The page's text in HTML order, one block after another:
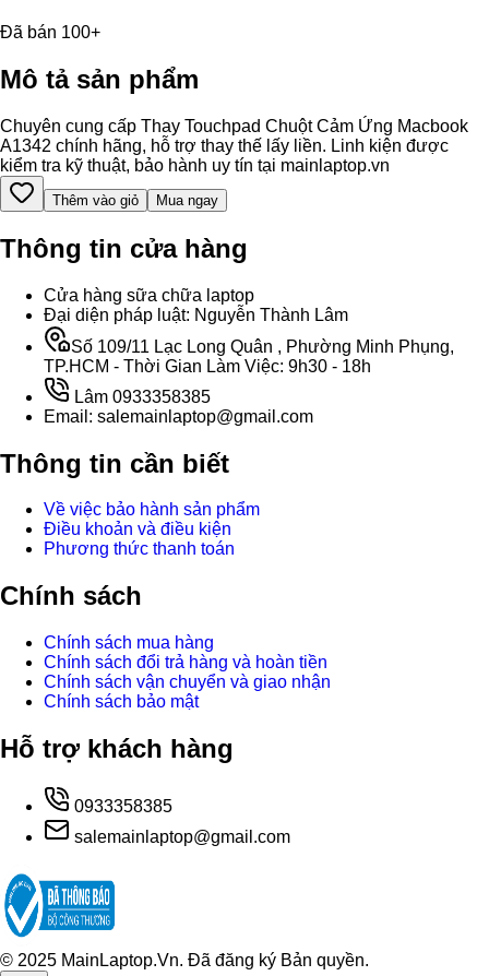
Đã bán 100+
Mô tả sản phẩm
Chuyên cung cấp Thay Touchpad Chuột Cảm Ứng Macbook
A1342 chính hãng, hỗ trợ thay thế lấy liền. Linh kiện được
kiểm tra kỹ thuật, bảo hành uy tín tại mainlaptop.vn
Thêm vào giỏ Mua ngay
Thông tin cửa hàng
Cửa hàng sữa chữa laptop
Đại diện pháp luật: Nguyễn Thành Lâm
Số 109/11 Lạc Long Quân , Phường Minh Phụng,
TP.HCM - Thời Gian Làm Việc: 9h30 - 18h
Lâm 0933358385
Email: salemainlaptop@gmail.com
Thông tin cần biết
Về việc bảo hành sản phẩm
Điều khoản và điều kiện
Phương thức thanh toán
Chính sách
Chính sách mua hàng
Chính sách đổi trả hàng và hoàn tiền
Chính sách vận chuyển và giao nhận
Chính sách bảo mật
Hỗ trợ khách hàng
0933358385
salemainlaptop@gmail.com
© 2025 MainLaptop.Vn. Đã đăng ký Bản quyền.